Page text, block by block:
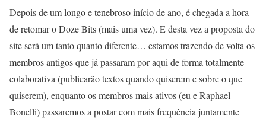
Depois de um longo e tenebroso início de ano, é chegada a hora
de retomar o Doze Bits (mais uma vez). E desta vez a proposta do
site será um tanto quanto diferente… estamos trazendo de volta os
membros antigos que já passaram por aqui de forma totalmente
colaborativa (publicarão textos quando quiserem e sobre o que
quiserem), enquanto os membros mais ativos (eu e Raphael
Bonelli) passaremos a postar com mais frequência juntamente